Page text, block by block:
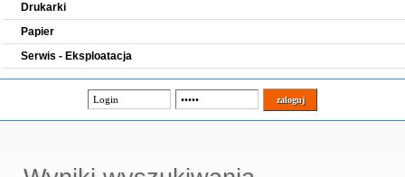
Drukarki
Papier
Serwis - Eksploatacja